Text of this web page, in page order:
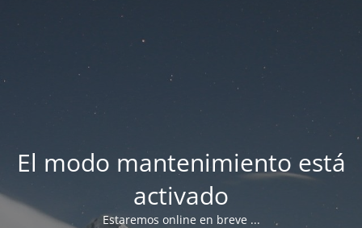
El modo mantenimiento está
activado
Estaremos online en breve ...